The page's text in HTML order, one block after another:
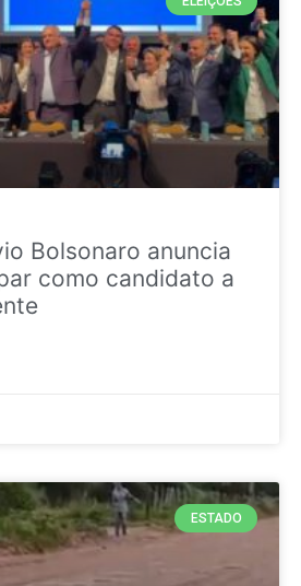
Bolsonaro anuncia
como candidato a
ESTADO